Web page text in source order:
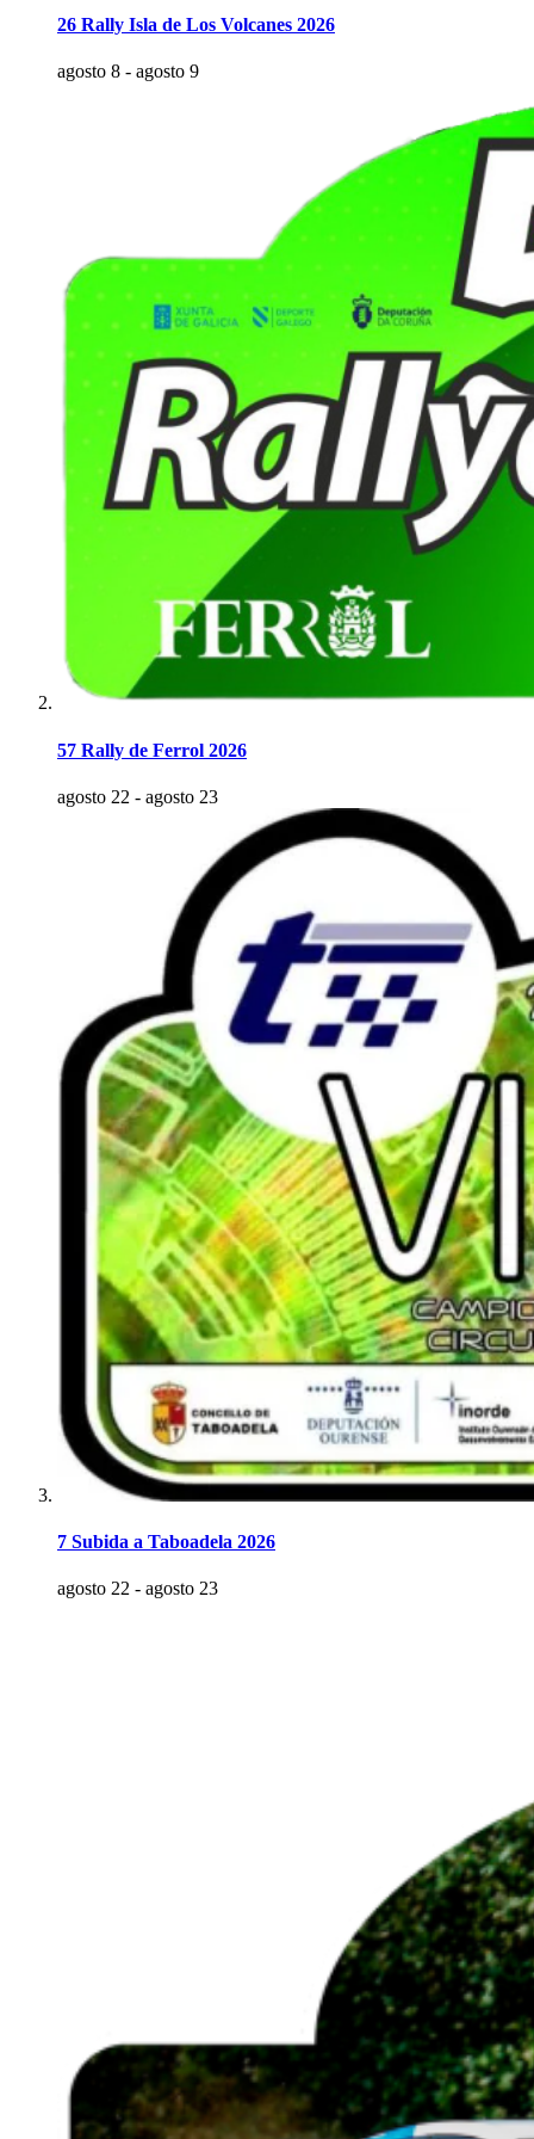
26 Rally Isla de Los Volcanes 2026
agosto 8 - agosto 9
57 Rally de Ferrol 2026
agosto 22 - agosto 23
7 Subida a Taboadela 2026
agosto 22 - agosto 23